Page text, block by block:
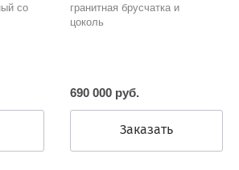
со
гранитная брусчатка и
цоколь
690 000 руб.
Заказать